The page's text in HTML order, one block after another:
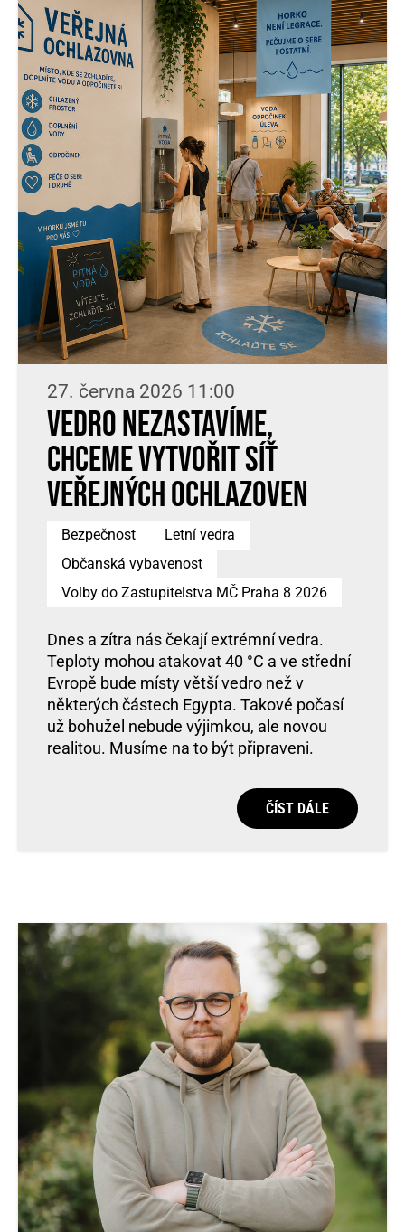
27. června 2026 11:00
Vedro nezastavíme,
chceme vytvořit síť
veřejných ochlazoven
Bezpečnost
Letní vedra
Občanská vybavenost
Volby do Zastupitelstva MČ Praha 8 2026
Dnes a zítra nás čekají extrémní vedra.
Teploty mohou atakovat 40 °C a ve střední
Evropě bude místy větší vedro než v
některých částech Egypta. Takové počasí
už bohužel nebude výjimkou, ale novou
realitou. Musíme na to být připraveni.
ČÍST DÁLE